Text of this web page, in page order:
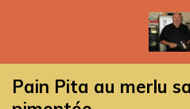
principal
Pain Pita au merlu